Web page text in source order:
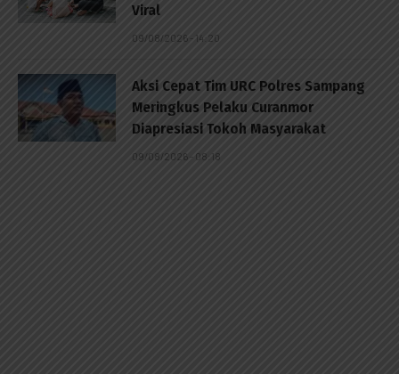
Viral
09/08/2026 - 14:20
Aksi Cepat Tim URC Polres Sampang
Meringkus Pelaku Curanmor
Diapresiasi Tokoh Masyarakat
09/08/2026 - 08:18